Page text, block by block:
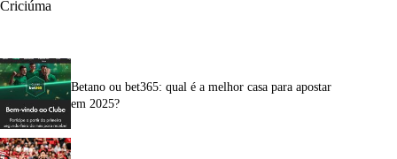
Criciúma
Betano ou bet365: qual é a melhor casa para apostar
em 2025?